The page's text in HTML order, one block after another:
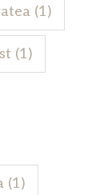
(1)
(1)
(1)